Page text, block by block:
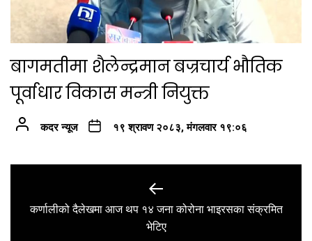
बागमतीमा शैलेन्द्रमान बज्रचार्य भौतिक
पूर्वाधार विकास मन्त्री नियुक्त
कदर न्यूज १९ श्रावण २०८३, मंगलवार १९:०६
navigation
Previous
post:
कर्णालीको दैलेखमा आज थप १४ जना कोरोना भाइरसका संक्रमित
भेटिए